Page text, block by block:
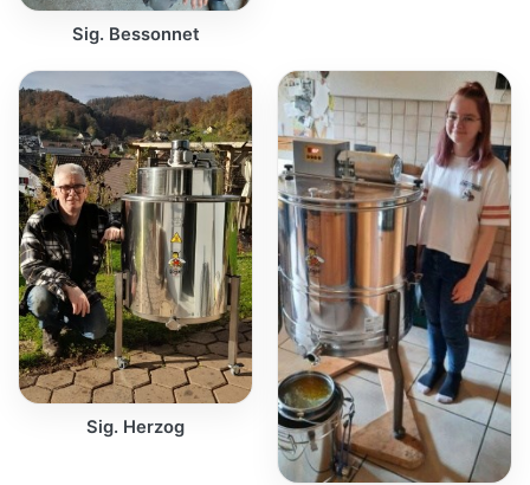
Sig. Bessonnet
Sig. Herzog